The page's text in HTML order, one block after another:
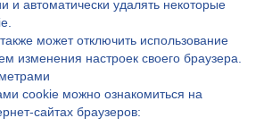
автоматически удалять некоторые
может отключить использование
изменения настроек своего браузера.
cookie можно ознакомиться на
сайтах браузеров: